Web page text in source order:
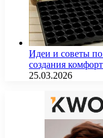
Идеи и советы по
создания
25.03.2026